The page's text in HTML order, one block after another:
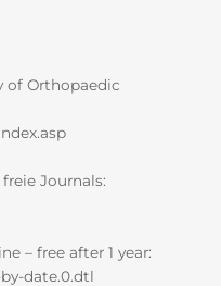
of Orthopaedic
Journals:
– free after 1 year:
date.0.dtl